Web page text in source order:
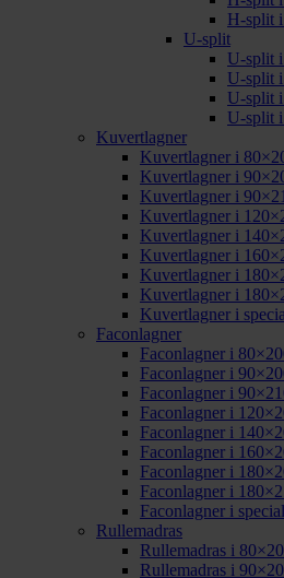
H-split
U-split
U-split
U-split
U-split
U-split
Kuvertlagner
Kuvertlagner i
Kuvertlagner i
Kuvertlagner i
Kuvertlagner i
Kuvertlagner i
Kuvertlagner i
Kuvertlagner i
Kuvertlagner i
Kuvertlagner i
Faconlagner
Faconlagner i
Faconlagner i
Faconlagner i
Faconlagner i
Faconlagner i
Faconlagner i
Faconlagner i
Faconlagner i
Faconlagner i
Rullemadras
Rullemadras i
Rullemadras i